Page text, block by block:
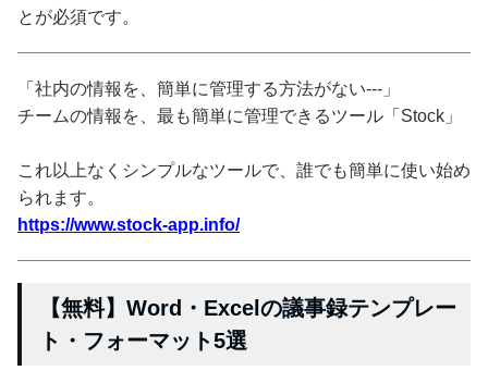
とが必須です。
「社内の情報を、簡単に管理する方法がない---」
チームの情報を、最も簡単に管理できるツール「Stock」
これ以上なくシンプルなツールで、誰でも簡単に使い始め
られます。
https://www.stock-app.info/
【無料】Word・Excelの議事録テンプレー
ト・フォーマット5選